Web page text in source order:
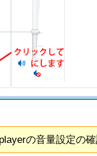
の音量設定の